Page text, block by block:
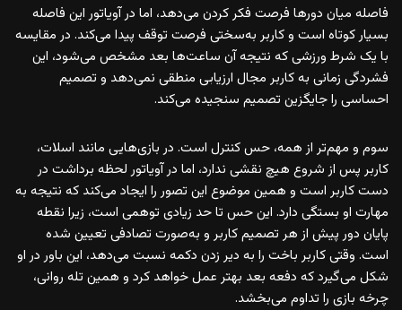
فاصله میان دورها فرصت فکر کردن می‌دهد، اما در آویاتور این فاصله
بسیار کوتاه است و کاربر به‌سختی فرصت توقف پیدا می‌کند. در مقایسه
با یک شرط ورزشی که نتیجه آن ساعت‌ها بعد مشخص می‌شود، این
فشردگی زمانی به کاربر مجال ارزیابی منطقی نمی‌دهد و تصمیم
احساسی را جایگزین تصمیم سنجیده می‌کند.
سوم و مهم‌تر از همه، حس کنترل است. در بازی‌هایی مانند اسلات،
کاربر پس از شروع هیچ نقشی ندارد، اما در آویاتور لحظه برداشت در
دست کاربر است و همین موضوع این تصور را ایجاد می‌کند که نتیجه به
مهارت او بستگی دارد. این حس تا حد زیادی توهمی است، زیرا نقطه
پایان دور پیش از هر تصمیم کاربر و به‌صورت تصادفی تعیین شده
است. وقتی کاربر باخت را به دیر زدن دکمه نسبت می‌دهد، این باور در او
شکل می‌گیرد که دفعه بعد بهتر عمل خواهد کرد و همین تله روانی،
چرخه بازی را تداوم می‌بخشد.